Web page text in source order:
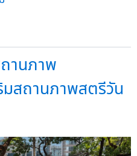
านภาพ
สถานภาพสตรีวัน